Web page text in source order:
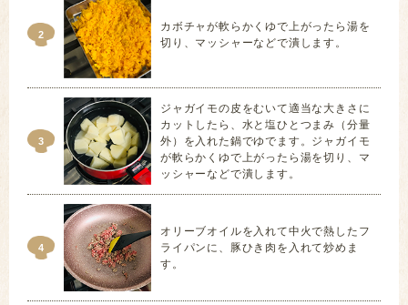
2
カボチャが軟らかくゆで上がったら湯を
切り、マッシャーなどで潰します。
3
ジャガイモの皮をむいて適当な大きさに
カットしたら、水と塩ひとつまみ（分量
外）を入れた鍋でゆでます。ジャガイモ
が軟らかくゆで上がったら湯を切り、マ
ッシャーなどで潰します。
4
オリーブオイルを入れて中火で熱したフ
ライパンに、豚ひき肉を入れて炒めま
す。